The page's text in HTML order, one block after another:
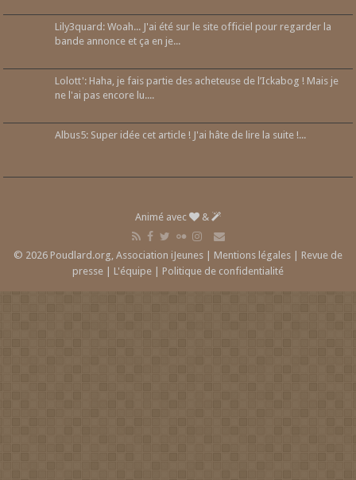
Lily3quard: Woah... J'ai été sur le site officiel pour regarder la
bande annonce et ça en je...
Lolott': Haha, je fais partie des acheteuse de l’Ickabog ! Mais je
ne l'ai pas encore lu....
Albus5: Super idée cet article ! J'ai hâte de lire la suite !...
Animé avec &
© 2026 Poudlard.org, Association iJeunes | Mentions légales | Revue de
presse | L'équipe | Politique de confidentialité